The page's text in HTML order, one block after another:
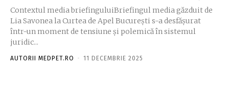
Contextul media briefinguluiBriefingul media găzduit de
Lia Savonea la Curtea de Apel București s-a desfășurat
într-un moment de tensiune și polemică în sistemul
juridic...
AUTORII MEDPET.RO - 11 DECEMBRIE 2025